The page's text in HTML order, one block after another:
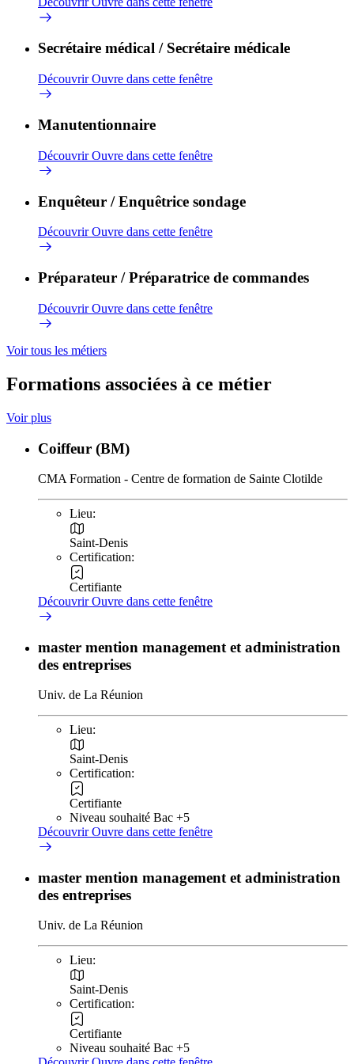
Secrétaire médical / Secrétaire médicale
DécouvrirOuvre dans cette fenêtre
Manutentionnaire
DécouvrirOuvre dans cette fenêtre
Enquêteur / Enquêtrice sondage
DécouvrirOuvre dans cette fenêtre
Préparateur / Préparatrice de commandes
DécouvrirOuvre dans cette fenêtre
Voir tous les métiers
Formations associées à ce métier
Voir plus
Coiffeur (BM)
CMA Formation - Centre de formation de Sainte Clotilde
Lieu:
Saint-Denis
Certification:
Certifiante
DécouvrirOuvre dans cette fenêtre
master mention management et administration
des entreprises
Univ. de La Réunion
Lieu:
Saint-Denis
Certification:
Certifiante
Niveau souhaité Bac +5
DécouvrirOuvre dans cette fenêtre
master mention management et administration
des entreprises
Univ. de La Réunion
Lieu:
Saint-Denis
Certification:
Certifiante
Niveau souhaité Bac +5